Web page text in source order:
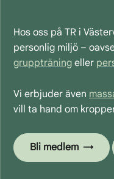
Hos oss på TR i
personlig miljö –
gruppträning eller
Vi erbjuder även
vill ta hand om
Bli medlem